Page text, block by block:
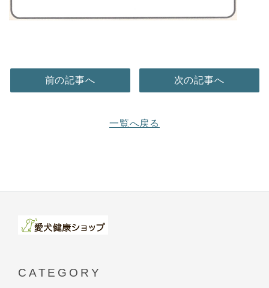
前の記事へ
一覧へ戻る
次の記事へ
CATEGORY